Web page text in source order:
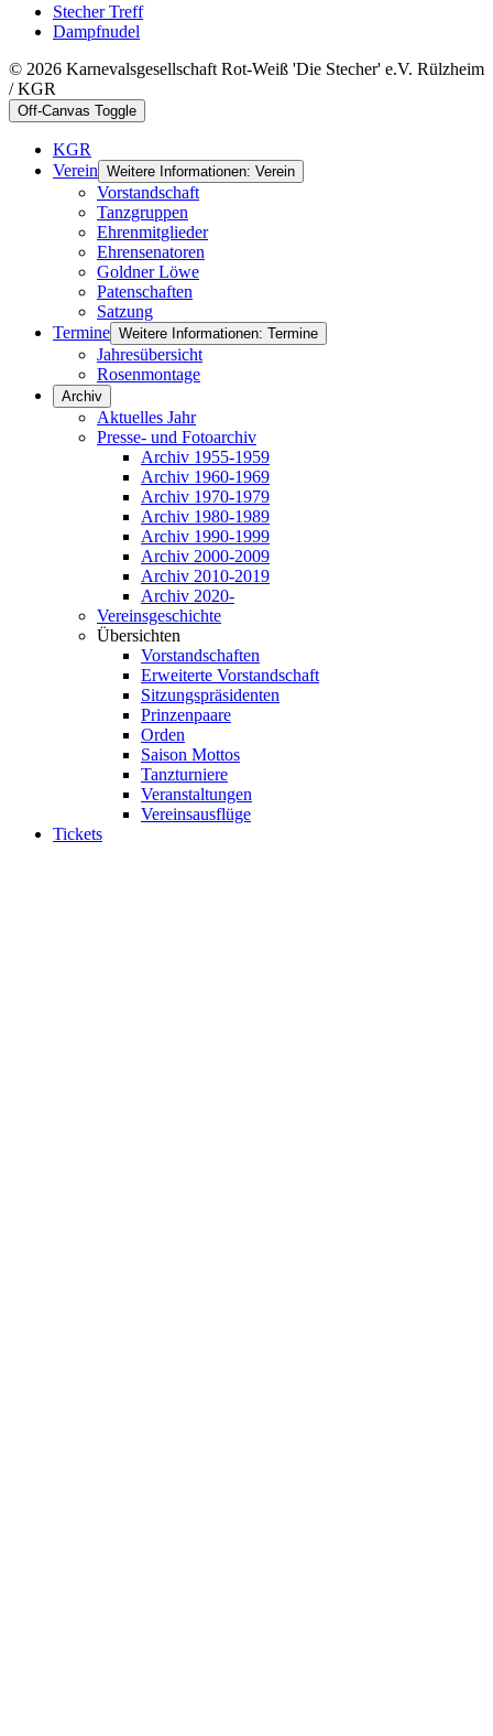
Stecher Treff
Dampfnudel
© 2026 Karnevalsgesellschaft Rot-Weiß 'Die Stecher' e.V. Rülzheim
/ KGR
Off-Canvas Toggle
KGR
Verein Weitere Informationen: Verein
Vorstandschaft
Tanzgruppen
Ehrenmitglieder
Ehrensenatoren
Goldner Löwe
Patenschaften
Satzung
Termine Weitere Informationen: Termine
Jahresübersicht
Rosenmontage
Archiv
Aktuelles Jahr
Presse- und Fotoarchiv
Archiv 1955-1959
Archiv 1960-1969
Archiv 1970-1979
Archiv 1980-1989
Archiv 1990-1999
Archiv 2000-2009
Archiv 2010-2019
Archiv 2020-
Vereinsgeschichte
Übersichten
Vorstandschaften
Erweiterte Vorstandschaft
Sitzungspräsidenten
Prinzenpaare
Orden
Saison Mottos
Tanzturniere
Veranstaltungen
Vereinsausflüge
Tickets